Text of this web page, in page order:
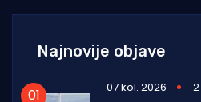
Najnovije objave
07 kol. 2026